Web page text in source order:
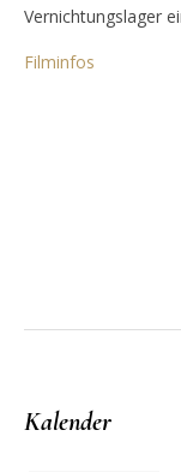
Vernichtungslager
Filminfos
Kalender